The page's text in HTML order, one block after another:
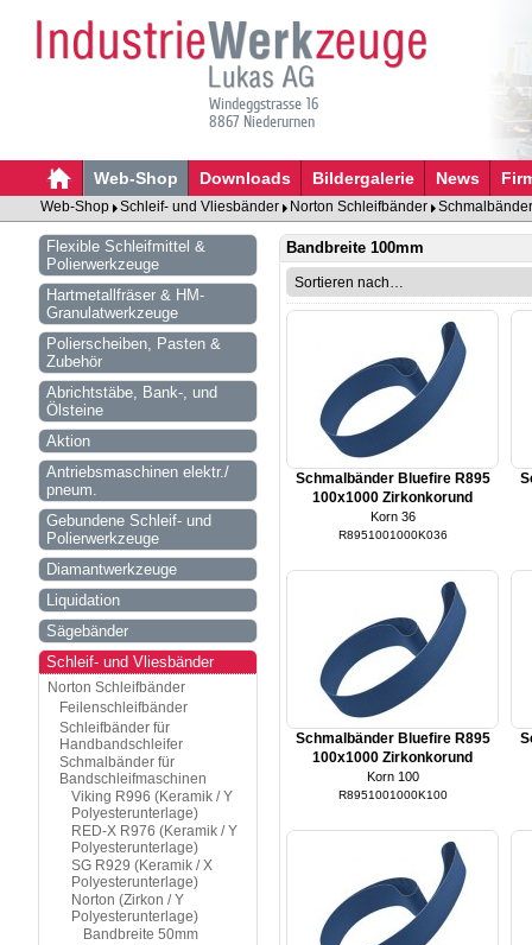
Windeggstrasse 16
8867 Niederurnen
Web-Shop Downloads Bildergalerie News
Web-Shop Schleif- und Vliesbänder Norton Schleifbänder
Flexible Schleifmittel &
Polierwerkzeuge
Hartmetallfräser & HM-
Granulatwerkzeuge
Polierscheiben, Pasten &
Zubehör
Abrichtstäbe, Bank-, und
Ölsteine
Aktion
Antriebsmaschinen elektr./
pneum.
Gebundene Schleif- und
Polierwerkzeuge
Diamantwerkzeuge
Liquidation
Sägebänder
Schleif- und Vliesbänder
Norton Schleifbänder
Feilenschleifbänder
Schleifbänder für
Handbandschleifer
Schmalbänder für
Bandschleifmaschinen
Viking R996 (Keramik / Y
Polyesterunterlage)
RED-X R976 (Keramik / Y
Polyesterunterlage)
SG R929 (Keramik / X
Polyesterunterlage)
Norton (Zirkon / Y
Polyesterunterlage)
Bandbreite 50mm
Bandbreite 100mm
Schmalbänder Bluefire R895
100x1000 Zirkonkorund
Korn 36
R8951001000K036
Schmalbänder Bluefire R895
100x1000 Zirkonkorund
Korn 100
R8951001000K100